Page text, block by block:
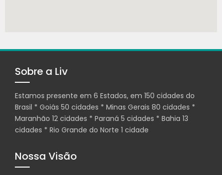
Sobre a Liv
Estamos presente em 6 Estados, em 150 cidades do
Brasil * Goiás 50 cidades * Minas Gerais 80 cidades *
Maranhão 12 cidades * Paraná 5 cidades * Bahia 13
cidades * Rio Grande do Norte 1 cidade
Nossa Visão